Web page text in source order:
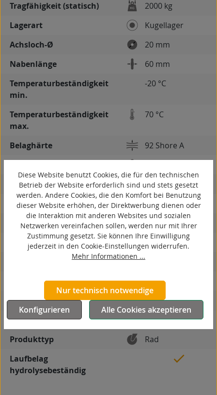
Tragfähigkeit (statisch)
2000 kg
Lagerart
Kugellager
Achsloch-Ø
20 mm
Nabenlänge
60 mm
Temperaturbeständigkeit
min.
-20 °C
Temperaturbeständigkeit
max.
70 °C
Belaghärte
92 Shore A
spurlos
kontaktverfärbungsfrei
antistatisch
elektrisch leitfähig
korrosionsbeständig
hitzebeständig
autoklaventauglich
Produkttyp
Rad
Laufbelag
hydrolysebeständig
Diese Website benutzt Cookies, die für den technischen
Betrieb der Website erforderlich sind und stets gesetzt
werden. Andere Cookies, die den Komfort bei Benutzung
dieser Website erhöhen, der Direktwerbung dienen oder
die Interaktion mit anderen Websites und sozialen
Netzwerken vereinfachen sollen, werden nur mit Ihrer
Zustimmung gesetzt. Sie können Ihre Einwilligung
jederzeit in den Cookie-Einstellungen widerrufen.
Mehr Informationen ...
Nur technisch notwendige
Konfigurieren
Alle Cookies akzeptieren